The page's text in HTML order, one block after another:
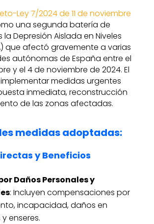
Ley 7/2024 de 11 de noviembre
una segunda batería de
Depresión Aislada en Niveles
que afectó gravemente a varias
autónomas de España entre el
y el 4 de noviembre de 2024. El
medidas urgentes
inmediata, reconstrucción
de las zonas afectadas.
medidas adoptadas:
y Beneficios
Daños Personales y
: Incluyen compensaciones por
incapacidad, daños en
enseres.